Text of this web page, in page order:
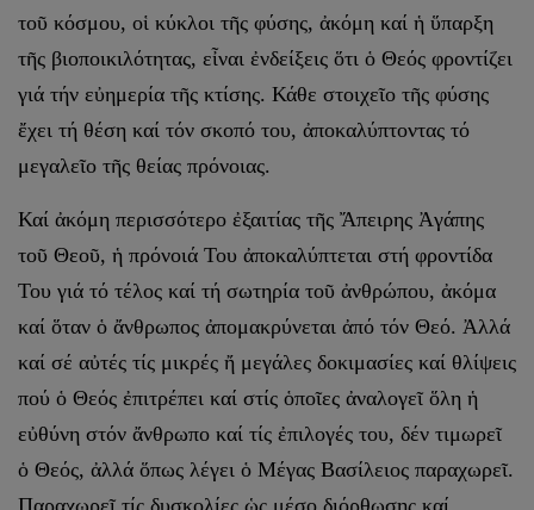
τοῦ κόσμου, οἱ κύκλοι τῆς φύσης, ἀκόμη καί ἡ ὕπαρξη
τῆς βιοποικιλότητας, εἶναι ἐνδείξεις ὅτι ὁ Θεός φροντίζει
γιά τήν εὐημερία τῆς κτίσης. Κάθε στοιχεῖο τῆς φύσης
ἔχει τή θέση καί τόν σκοπό του, ἀποκαλύπτοντας τό
μεγαλεῖο τῆς θείας πρόνοιας.
Καί ἀκόμη περισσότερο ἐξαιτίας τῆς Ἄπειρης Ἀγάπης
τοῦ Θεοῦ, ἡ πρόνοιά Του ἀποκαλύπτεται στή φροντίδα
Του γιά τό τέλος καί τή σωτηρία τοῦ ἀνθρώπου, ἀκόμα
καί ὅταν ὁ ἄνθρωπος ἀπομακρύνεται ἀπό τόν Θεό. Ἀλλά
καί σέ αὐτές τίς μικρές ἤ μεγάλες δοκιμασίες καί θλίψεις
πού ὁ Θεός ἐπιτρέπει καί στίς ὁποῖες ἀναλογεῖ ὅλη ἡ
εὐθύνη στόν ἄνθρωπο καί τίς ἐπιλογές του, δέν τιμωρεῖ
ὁ Θεός, ἀλλά ὅπως λέγει ὁ Μέγας Βασίλειος παραχωρεῖ.
Παραχωρεῖ τίς δυσκολίες ὡς μέσο διόρθωσης καί